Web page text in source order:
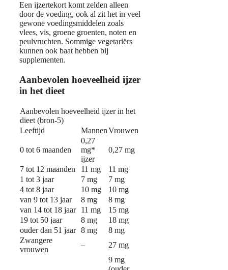
Een ijzertekort komt zelden alleen
door de voeding, ook al zit het in veel
gewone voedingsmiddelen zoals
vlees, vis, groene groenten, noten en
peulvruchten. Sommige vegetariërs
kunnen ook baat hebben bij
supplementen.
Aanbevolen hoeveelheid ijzer
in het dieet
Aanbevolen hoeveelheid ijzer in het
dieet (bron-5)
Leeftijd
MannenVrouwen
0 tot 6 maanden
0,27
mg*
ijzer
0,27 mg
7 tot 12 maanden 11 mg
11 mg
1 tot 3 jaar
7 mg
7 mg
4 tot 8 jaar
10 mg
10 mg
van 9 tot 13 jaar
8 mg
8 mg
van 14 tot 18 jaar
11 mg
15 mg
19 tot 50 jaar
8 mg
18 mg
ouder dan 51 jaar 8 mg
8 mg
Zwangere
vrouwen
– 27 mg
9 mg